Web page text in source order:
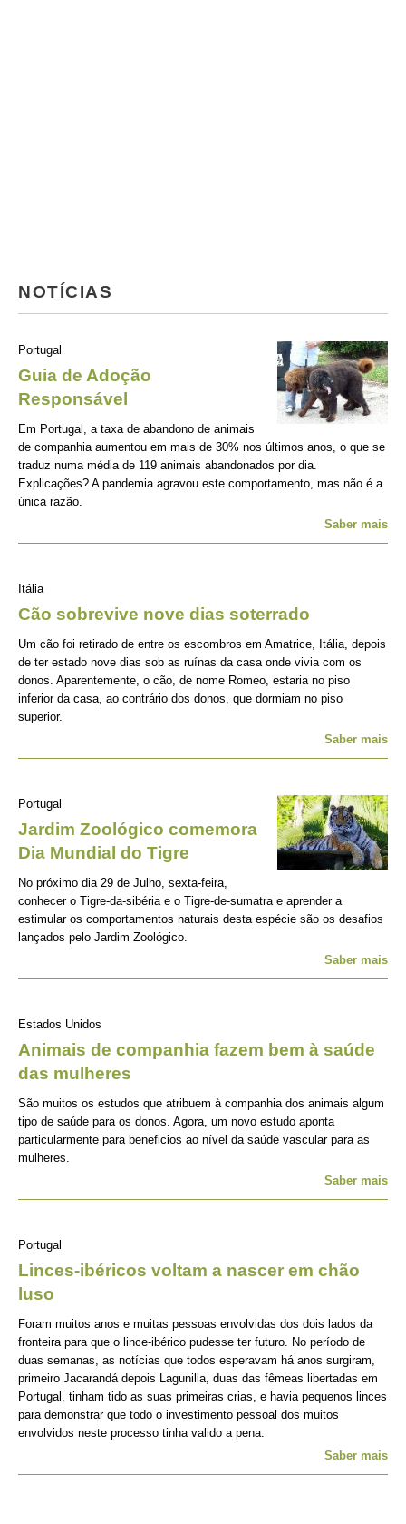
NOTÍCIAS
Portugal
Guia de Adoção
Responsável
Em Portugal, a taxa de abandono de animais
de companhia aumentou em mais de 30% nos últimos anos, o que se
traduz numa média de 119 animais abandonados por dia.
Explicações? A pandemia agravou este comportamento, mas não é a
única razão.
Saber mais
Itália
Cão sobrevive nove dias soterrado
Um cão foi retirado de entre os escombros em Amatrice, Itália, depois
de ter estado nove dias sob as ruínas da casa onde vivia com os
donos. Aparentemente, o cão, de nome Romeo, estaria no piso
inferior da casa, ao contrário dos donos, que dormiam no piso
superior.
Saber mais
Portugal
Jardim Zoológico comemora
Dia Mundial do Tigre
No próximo dia 29 de Julho, sexta-feira,
conhecer o Tigre-da-sibéria e o Tigre-de-sumatra e aprender a
estimular os comportamentos naturais desta espécie são os desafios
lançados pelo Jardim Zoológico.
Saber mais
Estados Unidos
Animais de companhia fazem bem à saúde
das mulheres
São muitos os estudos que atribuem à companhia dos animais algum
tipo de saúde para os donos. Agora, um novo estudo aponta
particularmente para beneficios ao nível da saúde vascular para as
mulheres.
Saber mais
Portugal
Linces-ibéricos voltam a nascer em chão
luso
Foram muitos anos e muitas pessoas envolvidas dos dois lados da
fronteira para que o lince-ibérico pudesse ter futuro. No período de
duas semanas, as notícias que todos esperavam há anos surgiram,
primeiro Jacarandá depois Lagunilla, duas das fêmeas libertadas em
Portugal, tinham tido as suas primeiras crias, e havia pequenos linces
para demonstrar que todo o investimento pessoal dos muitos
envolvidos neste processo tinha valido a pena.
Saber mais